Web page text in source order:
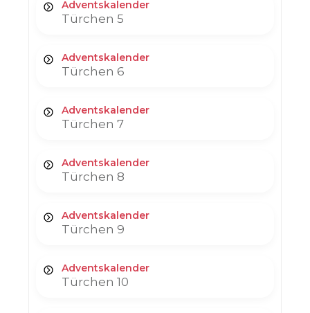
Adventskalender
Türchen 5
Adventskalender
Türchen 6
Adventskalender
Türchen 7
Adventskalender
Türchen 8
Adventskalender
Türchen 9
Adventskalender
Türchen 10